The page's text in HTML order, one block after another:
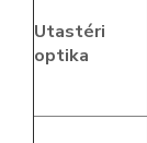
Utastéri
optika